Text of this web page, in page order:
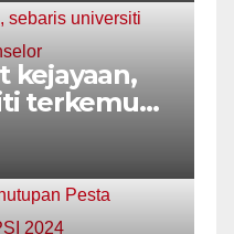
kejayaan,
terkemuka